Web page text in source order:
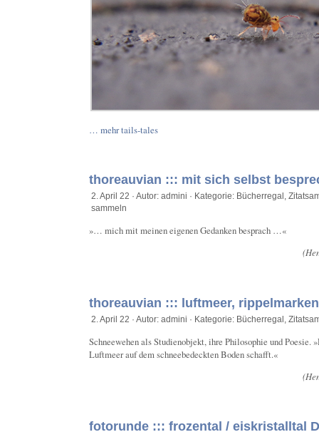
… mehr tails-tales
thoreauvian ::: mit sich selbst
2. April 22 · Autor: admini · Kategorie: Bücherregal
sammeln
»… mich mit meinen eigenen Gedanken besprach …«
thoreauvian ::: luftmeer,
2. April 22 · Autor: admini · Kategorie: Bücherregal
Schneewehen als Studienobjekt, ihre Philosophie und Poesie.
Luftmeer auf dem schneebedeckten Boden schafft.«
fotorunde ::: frozental / eiskristalltal